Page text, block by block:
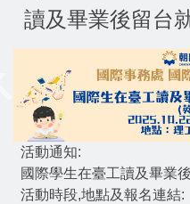
讀及畢業後留台
活動通知:
國際學生在臺工讀及畢業
活動時段,地點及報名連結: